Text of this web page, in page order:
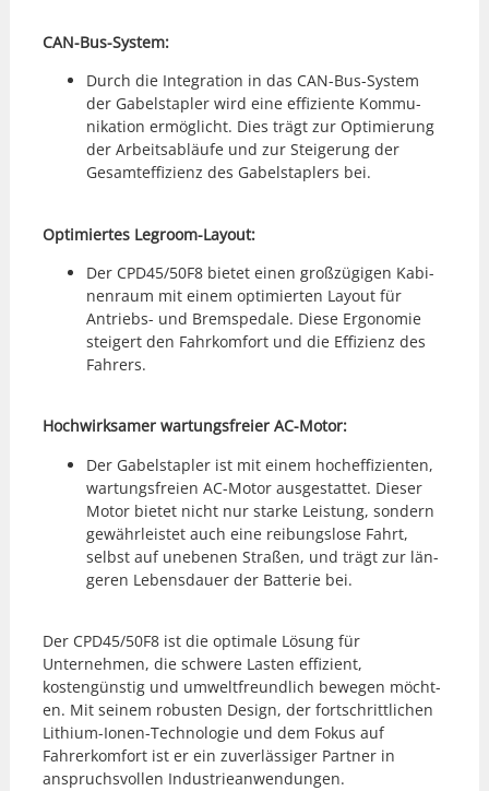
CAN-Bus-Sys­tem:
Durch die Inte­gra­tion in das CAN-Bus-Sys­tem
der Gabel­sta­pler wird eine effiziente Kom­mu­
nika­tion ermöglicht. Dies trägt zur Opti­mierung
der Arbeitsabläufe und zur Steigerung der
Gesamt­ef­fizienz des Gabel­sta­plers bei.
Opti­miertes Legroom-Lay­out:
Der CPD45/50F8 bietet einen großzügi­gen Kabi­
nen­raum mit einem opti­mierten Lay­out für
Antriebs- und Brem­spedale. Diese Ergonomie
steigert den Fahrkom­fort und die Effizienz des
Fahrers.
Hochwirk­samer wartungs­freier AC-Motor:
Der Gabel­sta­pler ist mit einem hochef­fizien­ten,
wartungs­freien AC-Motor aus­ges­tat­tet. Dieser
Motor bietet nicht nur starke Leis­tung, son­dern
gewährleis­tet auch eine rei­bungslose Fahrt,
selb­st auf unebe­nen Straßen, und trägt zur län­
geren Lebens­dauer der Bat­terie bei.
Der CPD45/50F8 ist die opti­male Lösung für
Unternehmen, die schwere Las­ten effizient,
kostengün­stig und umwelt­fre­undlich bewe­gen möcht­
en. Mit seinem robusten Design, der fortschrit­tlichen
Lithi­um-Ionen-Tech­nolo­gie und dem Fokus auf
Fahrerkom­fort ist er ein zuver­läs­siger Part­ner in
anspruchsvollen Indus­triean­wen­dun­gen.